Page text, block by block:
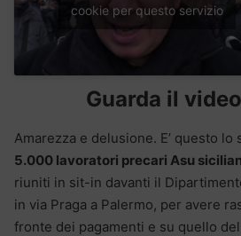
cookie per questo servizio
Guarda il
Amarezza e delusione. E’ questo lo
5.000 lavoratori precari Asu
riuniti in sit-in davanti il
in via Praga a Palermo, per avere
fronte dei pagamenti e su quello